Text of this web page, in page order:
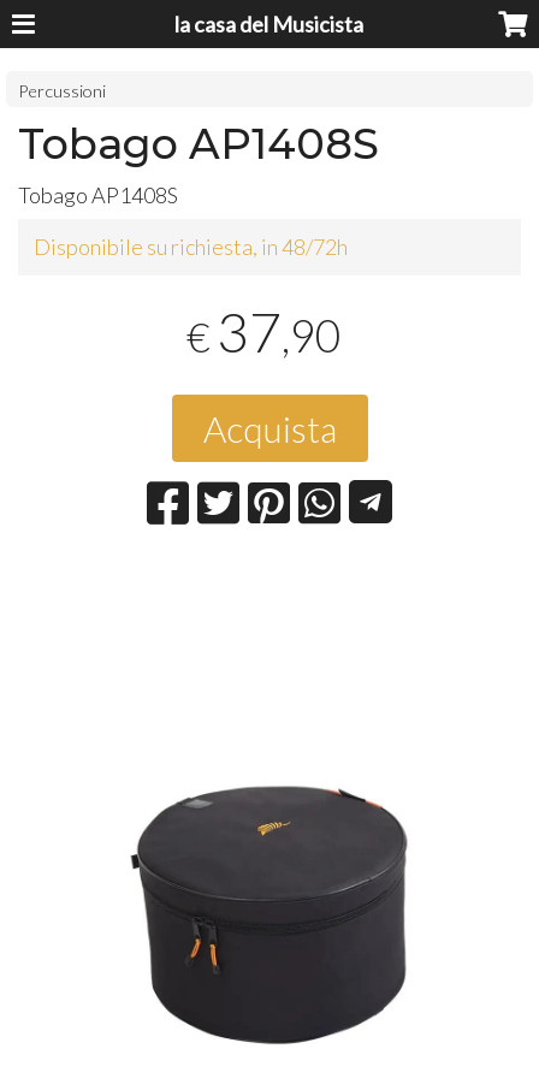
la casa del Musicista
Percussioni
Tobago AP1408S
Tobago AP1408S
Disponibile su richiesta, in 48/72h
€ 37,90
Acquista